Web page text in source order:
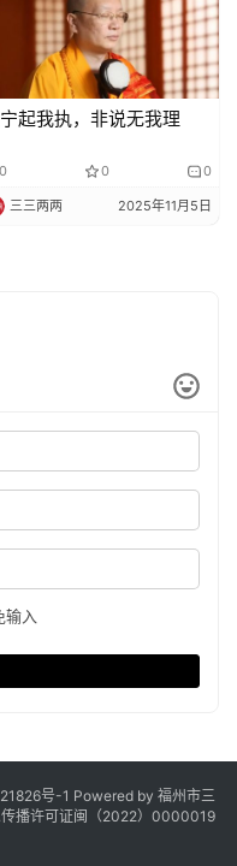
起我执，非说无我理
0 0 0
三三两两 2025年11月5日
输入
号-1 Powered by 福州市三
播许可证闽（2022）0000019